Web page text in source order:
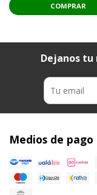
COMPRAR
Dejanos tu
Medios de pago